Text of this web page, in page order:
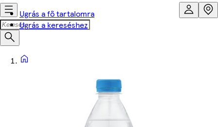
Ugrás a fő tartalomra
Ugrás a kereséshez